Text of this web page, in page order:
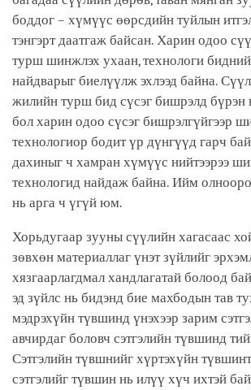
боддог – хүмүүс өөрсдийн туйлын
тэнгэрт даатгаж байсан. Харин одоо
турш шинжлэх ухаан, технологи
найдварыг биелүүлж эхлээд байна.
жилийн турш бид сүсэг бишрэлд бүрэн
бол харин одоо сүсэг бишрэлгүйгээр
технологиор бодит үр дүнгүүд гарч
дахиныг ч хамран хүмүүс нийтээрээ
технологид найдаж байна. Ийм
нь арга ч үгүй юм.
Хорьдугаар зууны сүүлийн хагасаас
зөвхөн материаллаг үнэт зүйлийг
хязгаарлагдмал хандлагатай болоод
эд зүйлс нь бидэнд бие махбодын тав
мэдрэхүйн түвшинд үнэхээр зарим
авчирдаг боловч сэтгэлийн түвшинд
Сэтгэлийн түвшнийг хүртэхүйн
сэтгэлийг түвшин нь илүү хүч ихтэй